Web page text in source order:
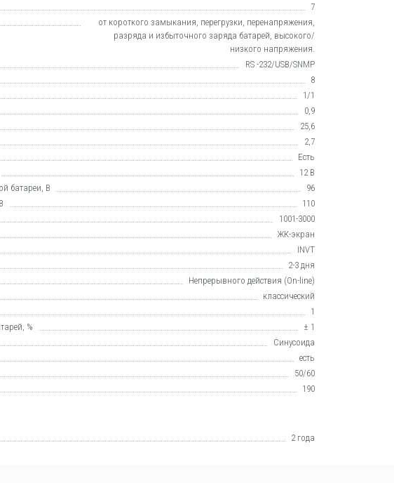
7
от короткого замыкания, перегрузки, перенапряжения,
разряда и избыточного заряда батарей, высокого/
низкого напряжения.
RS -232/USB/SNMP
8
1/1
0,9
25,6
2,7
Есть
12 В
батареи, В
96
110
1001-3000
ЖК-экран
INVT
2-3 дня
Непрерывного действия (On-line)
класcический
1
%
± 1
Синусоида
есть
50/60
190
2 года